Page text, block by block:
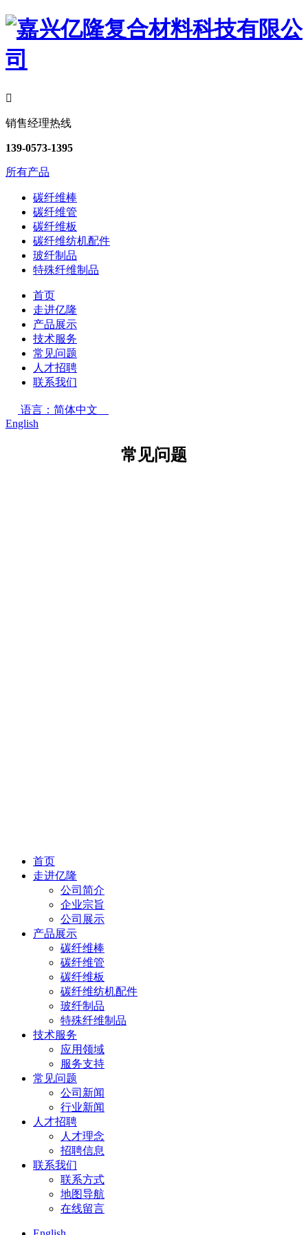

销售经理热线
139-0573-1395
所有产品
碳纤维棒
碳纤维管
碳纤维板
碳纤维纺机配件
玻纤制品
特殊纤维制品
首页
走进亿隆
产品展示
技术服务
常见问题
人才招聘
联系我们
语言：简体中文
English
常见问题
首页
走进亿隆
公司简介
企业宗旨
公司展示
产品展示
碳纤维棒
碳纤维管
碳纤维板
碳纤维纺机配件
玻纤制品
特殊纤维制品
技术服务
应用领域
服务支持
常见问题
公司新闻
行业新闻
人才招聘
人才理念
招聘信息
联系我们
联系方式
地图导航
在线留言